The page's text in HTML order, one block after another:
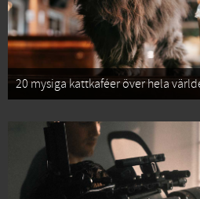
20 mysiga kattkaféer över hela